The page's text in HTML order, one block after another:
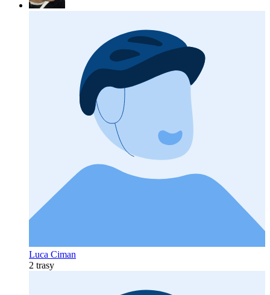
Luca Ciman
2 trasy